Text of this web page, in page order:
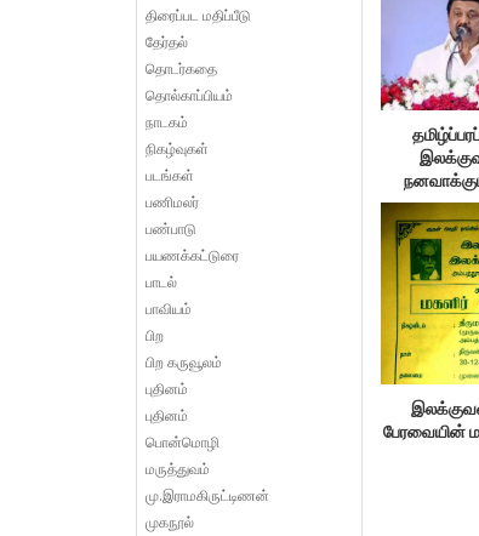
பேரவையின்
திரைப்பட மதிப்பீடு
தேர்தல்
தொடர்கதை
தொல்காப்பியம்
நாடகம்
நிகழ்வுகள்
படங்கள்
பணிமலர்
பண்பாடு
பயணக்கட்டுரை
பாடல்
பாவியம்
பிற
பிற கருவூலம்
புதினம்
புதினம்
பொன்மொழி
மருத்துவம்
மு.இராமகிருட்டிணன்
முகநூல்